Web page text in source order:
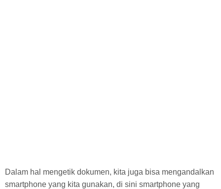
Dalam hal mengetik dokumen, kita juga bisa mengandalkan
smartphone yang kita gunakan, di sini smartphone yang